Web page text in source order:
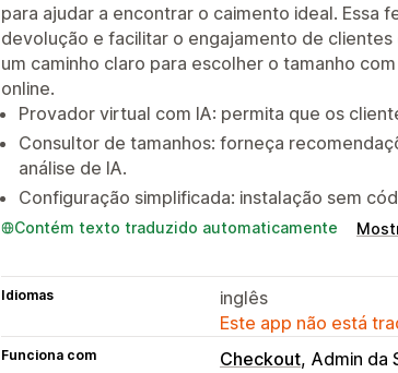
para ajudar a encontrar o caimento ideal. Essa
devolução e facilitar o engajamento de
um caminho claro para escolher o tamanho
online.
Provador virtual com IA: permita que os
Consultor de tamanhos: forneça
análise de IA.
Configuração simplificada: instalação sem
Contém texto traduzido automaticamente
Idiomas
inglês
Este app não está
Funciona com Checkout Admin da